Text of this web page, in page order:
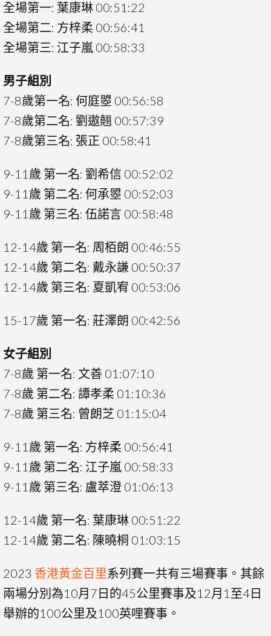
全場第一: 葉康琳 00:51:22
全場第二: 方梓柔 00:56:41
全場第三: 江子嵐 00:58:33
男子組別
7-8歲第一名: 何庭曌 00:56:58
7-8歲第二名: 劉遨翹 00:57:39
7-8歲第三名: 張正 00:58:41
9-11歲 第一名: 劉希信 00:52:02
9-11歲 第二名: 何承曌 00:52:03
9-11歲 第三名: 伍諾言 00:58:48
12-14歲 第一名: 周栢朗 00:46:55
12-14歲 第二名: 戴永謙 00:50:37
12-14歲 第三名: 夏凱宥 00:53:06
15-17歲 第一名: 莊澤朗 00:42:56
女子組別
7-8歲 第一名: 文善 01:07:10
7-8歲 第二名: 譚孝柔 01:10:36
7-8歲 第三名: 曾朗芝 01:15:04
9-11歲 第一名: 方梓柔 00:56:41
9-11歲 第二名: 江子嵐 00:58:33
9-11歲 第三名: 盧萃澄 01:06:13
12-14歲 第一名: 葉康琳 00:51:22
12-14歲 第二名: 陳曉桐 01:03:15
2023 香港黃金百里系列賽一共有三場賽事。其餘
兩場分別為10月7日的45公里賽事及12月1至4日
舉辦的100公里及100英哩賽事。